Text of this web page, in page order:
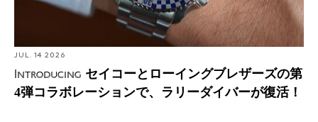
JUL. 14 2026
Introducing セイコーとローイングブレザーズの第
4弾コラボレーションで、ラリーダイバーが復活！